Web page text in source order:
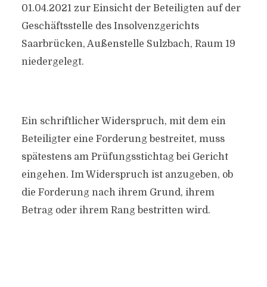
01.04.2021 zur Einsicht der Beteiligten auf der
Geschäftsstelle des Insolvenzgerichts
Saarbrücken, Außenstelle Sulzbach, Raum 19
niedergelegt.
Ein schriftlicher Widerspruch, mit dem ein
Beteiligter eine Forderung bestreitet, muss
spätestens am Prüfungsstichtag bei Gericht
eingehen. Im Widerspruch ist anzugeben, ob
die Forderung nach ihrem Grund, ihrem
Betrag oder ihrem Rang bestritten wird.